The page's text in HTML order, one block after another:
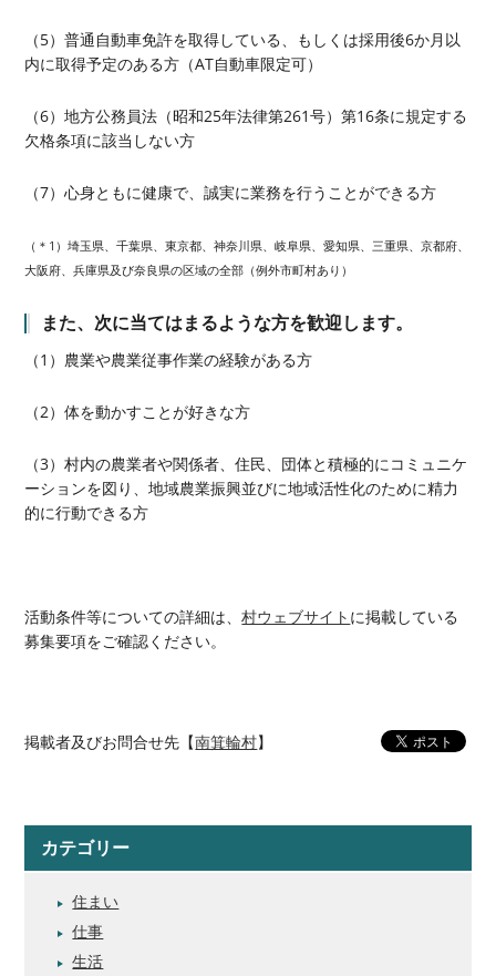
（5）普通自動車免許を取得している、もしくは採用後6か月以
内に取得予定のある方（AT自動車限定可）
（6）地方公務員法（昭和25年法律第261号）第16条に規定する
欠格条項に該当しない方
（7）心身ともに健康で、誠実に業務を行うことができる方
（＊1）埼玉県、千葉県、東京都、神奈川県、岐阜県、愛知県、三重県、京都府、
大阪府、兵庫県及び奈良県の区域の全部（例外市町村あり）
また、次に当てはまるような方を歓迎します。
（1）農業や農業従事作業の経験がある方
（2）体を動かすことが好きな方
（3）村内の農業者や関係者、住民、団体と積極的にコミュニケ
ーションを図り、地域農業振興並びに地域活性化のために精力
的に行動できる方​
活動条件等についての詳細は、村ウェブサイト に掲載している
募集要項をご確認ください。
掲載者及びお問合せ先【南箕輪村】
カテゴリー
住まい
仕事
生活